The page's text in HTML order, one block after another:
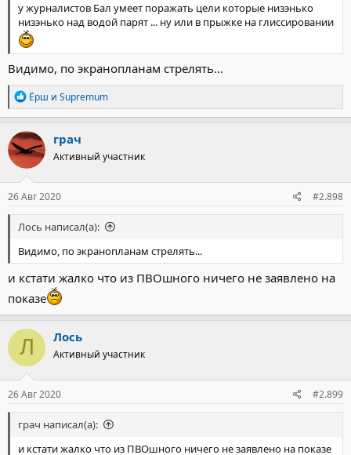
у журналистов Бал умеет поражать цели которые низэнько
низэнько над водой парят ... ну или в прыжке на глиссировании
Видимо, по экранопланам стрелять...
Р
е
а
к
ц
и
и
:
Ёрш и Supremum
грач
Активный участник
26 Авг 2020 #2.898
Лось написал(а):
Видимо, по экранопланам стрелять...
и кстати жалко что из ПВОшного ничего не заявлено на
показе
Л Лось
Активный участник
26 Авг 2020 #2.899
грач написал(а):
и кстати жалко что из ПВОшного ничего не заявлено на показе